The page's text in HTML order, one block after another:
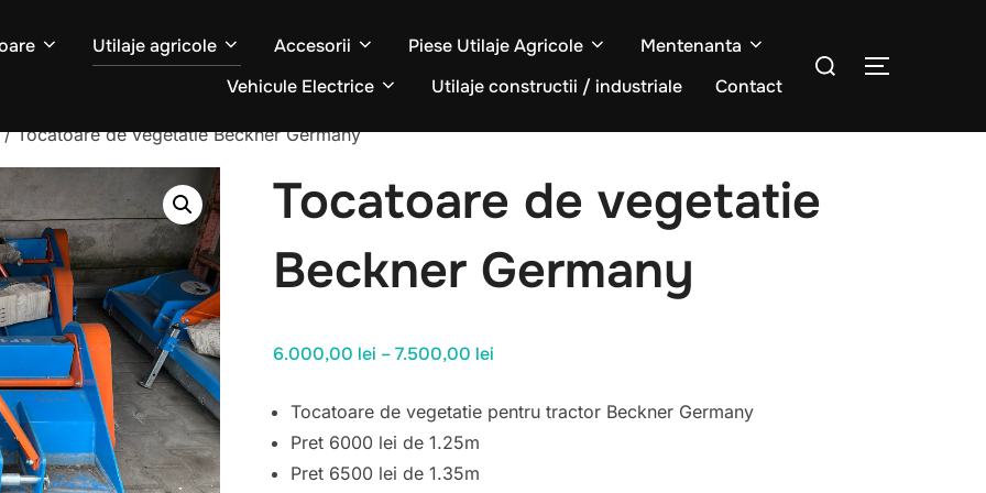
Utilaje agricole Accesorii Piese Utilaje Agricole
Mentenanta
Vehicule Electrice
Utilaje constructii / industriale Contact
Caută
COMUTĂ
/ Tocatoare de vegetatie Beckner Germany
Tocatoare de vegetatie
Beckner Germany
6.000,00 lei –7.500,00 lei
prețuri:
Tocatoare de vegetatie pentru tractor Beckner Germany
Pret 6000 lei de 1.25m
Pret 6500 lei de 1.35m